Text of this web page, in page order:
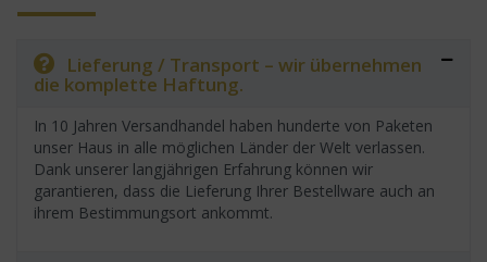
Lieferung / Transport – wir übernehmen
die komplette Haftung.
In 10 Jahren Versandhandel haben hunderte von Paketen
unser Haus in alle möglichen Länder der Welt verlassen.
Dank unserer langjährigen Erfahrung können wir
garantieren, dass die Lieferung Ihrer Bestellware auch an
ihrem Bestimmungsort ankommt.